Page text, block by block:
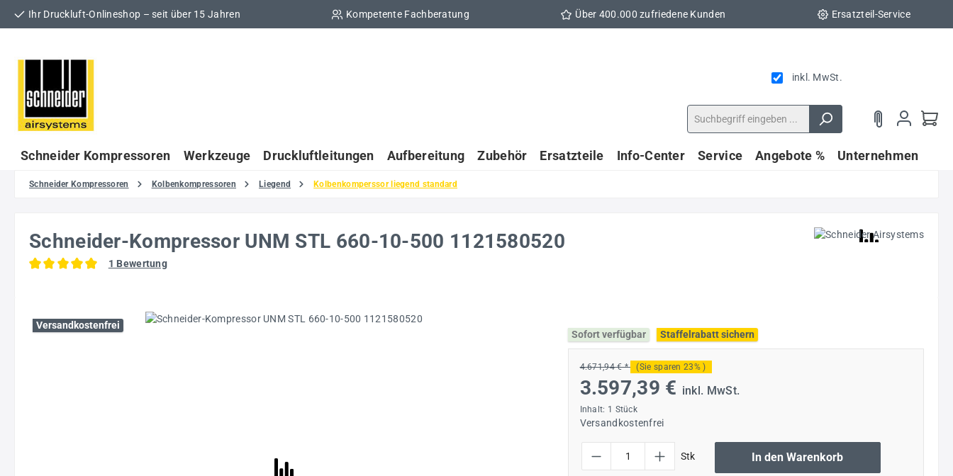
Hauptinhalt springen
Zur Suche springen
Zur Hauptnavigation springen
Ihr Druckluft-Onlineshop – seit über 15 Jahren Kompetente Fachberatung Über 400.000 zufriedene Kunden Ersatzteil-Service
inkl. MwSt.
Schneider Kompressoren Werkzeuge Druckluftleitungen Aufbereitung Zubehör Ersatzteile Info-Center Service Angebote % Unternehmen
Schneider Kompressoren Kolbenkompressoren Liegend Kolbenkomperssor liegend standard
Schneider-Kompressor UNM STL 660-10-500 1121580520
1 Bewertung
Bildergalerie überspringen
Versandkostenfrei
Sofort verfügbar
Staffelrabatt sichern
4.671,94 € * (Sie sparen 23% )
3.597,39 € inkl. MwSt.
Inhalt: 1 Stück
Versandkostenfrei
Stk In den Warenkorb